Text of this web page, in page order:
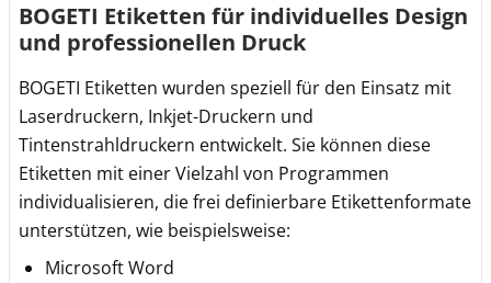
BOGETI Etiketten für individuelles Design
und professionellen Druck
BOGETI Etiketten wurden speziell für den Einsatz mit
Laserdruckern, Inkjet-Druckern und
Tintenstrahldruckern entwickelt. Sie können diese
Etiketten mit einer Vielzahl von Programmen
individualisieren, die frei definierbare Etikettenformate
unterstützen, wie beispielsweise:
Microsoft Word